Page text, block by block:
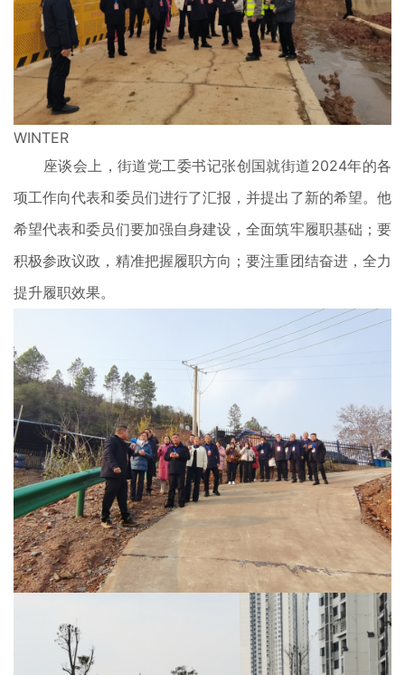
WINTER
座谈会上，街道党工委书记张创国就街道2024年的各
项工作向代表和委员们进行了汇报，并提出了新的希望。他
希望代表和委员们要加强自身建设，全面筑牢履职基础；要
积极参政议政，精准把握履职方向；要注重团结奋进，全力
提升履职效果。